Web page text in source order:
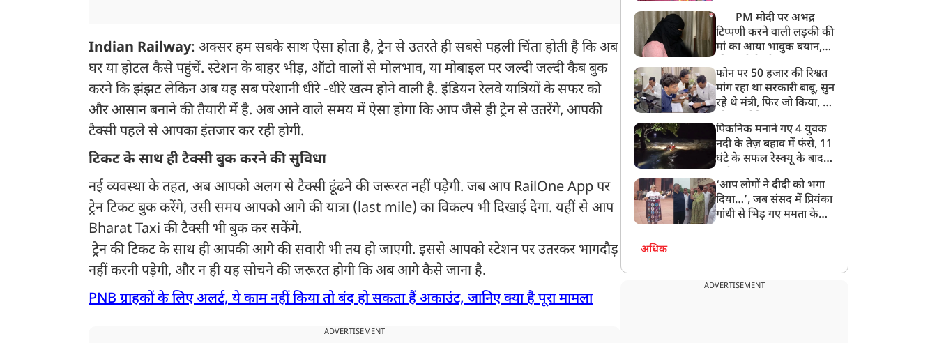
Indian Railway: अक्सर हम सबके साथ ऐसा होता है, ट्रेन से उतरते ही सबसे पहली चिंता होती है कि अब
घर या होटल कैसे पहुंचें. स्टेशन के बाहर भीड़, ऑटो वालों से मोलभाव, या मोबाइल पर जल्दी जल्दी कैब बुक
करने कि झंझट लेकिन अब यह सब परेशानी धीरे -धीरे खत्म होने वाली है. इंडियन रेलवे यात्रियों के सफर को
और आसान बनाने की तैयारी में है. अब आने वाले समय में ऐसा होगा कि आप जैसे ही ट्रेन से उतरेंगे, आपकी
टैक्सी पहले से आपका इंतजार कर रही होगी.
टिकट के साथ ही टैक्सी बुक करने की सुविधा
नई व्यवस्था के तहत, अब आपको अलग से टैक्सी ढूंढने की जरूरत नहीं पड़ेगी. जब आप RailOne App पर
ट्रेन टिकट बुक करेंगे, उसी समय आपको आगे की यात्रा (last mile) का विकल्प भी दिखाई देगा. यहीं से आप
Bharat Taxi की टैक्सी भी बुक कर सकेंगे.
ट्रेन की टिकट के साथ ही आपकी आगे की सवारी भी तय हो जाएगी. इससे आपको स्टेशन पर उतरकर भागदौड़
नहीं करनी पड़ेगी, और न ही यह सोचने की जरूरत होगी कि अब आगे कैसे जाना है.
PNB ग्राहकों के लिए अलर्ट, ये काम नहीं किया तो बंद हो सकता हैं अकाउंट, जानिए क्या है पूरा मामला
ADVERTISEMENT
PM मोदी पर अभद्र
टिप्पणी करने वाली लड़की की
मां का आया भावुक बयान,
बेटी को गोद लें प्रधानमंत्री
फोन पर 50 हजार की रिश्वत
मांग रहा था सरकारी बाबू, सुन
रहे थे मंत्री, फिर जो किया, वो
पिकनिक मनाने गए 4 युवक
नदी के तेज़ बहाव में फंसे, 11
घंटे के सफल रेस्क्यू के बाद
‘आप लोगों ने दीदी को भगा
दिया…’, जब संसद में प्रियंका
गांधी से भिड़ गए ममता के
अधिक
ADVERTISEMENT